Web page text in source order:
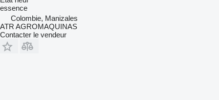
essence
Colombie, Manizales
ATR AGROMAQUINAS
Contacter le vendeur